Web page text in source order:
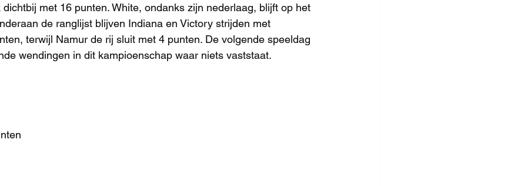
met 16 punten. White, ondanks zijn nederlaag, blijft op het
de ranglijst blijven Indiana en Victory strijden met
terwijl Namur de rij sluit met 4 punten. De volgende speeldag
wendingen in dit kampioenschap waar niets vaststaat.